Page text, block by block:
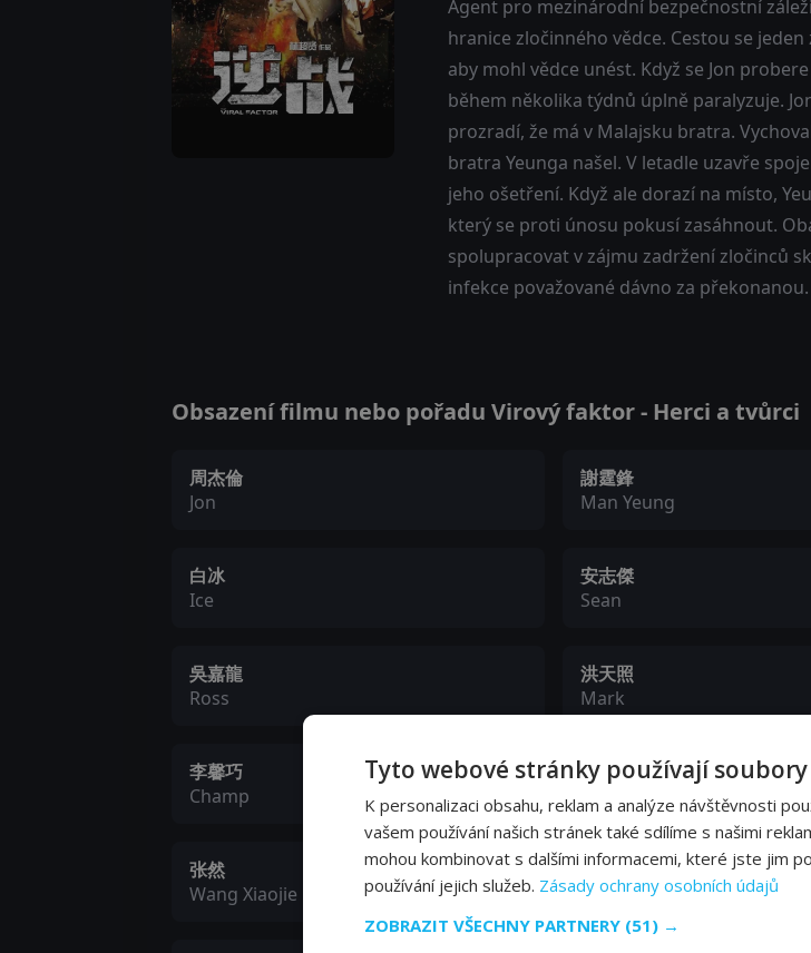
Agent pro mezinárodní bezpečnostní
hranice zločinného vědce. Cestou se
aby mohl vědce unést. Když se Jon
během několika týdnů úplně paralyzuje.
prozradí, že má v Malajsku bratra.
bratra Yeunga našel. V letadle uzavře
jeho ošetření. Když ale dorazí na místo,
který se proti únosu pokusí zasáhnout.
spolupracovat v zájmu zadržení zločinců
infekce považované dávno za překonanou.
Obsazení filmu nebo pořadu Virový faktor - Herci a tvůrci
周杰倫
Jon
謝霆鋒
Man Yeung
白冰
Ice
安志傑
Sean
吳嘉龍
Ross
洪天照
Mark
李馨巧
Champ
金燕玲
Jon's Mother
张然
Wang Xiaojie
张爵西
Rachel's Mother
Tyto webové stránky používají soubory
K personalizaci obsahu, reklam a analýze návštěvnosti
vašem používání našich stránek také sdílíme s našimi
mohou kombinovat s dalšími informacemi, které jste jim
používání jejich služeb. Zásady ochrany osobních údajů
ZOBRAZIT VŠECHNY PARTNERY (51) →